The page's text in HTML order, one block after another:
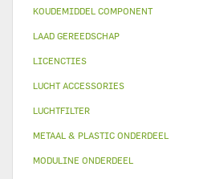
KOUDEMIDDEL COMPONENT
LAAD GEREEDSCHAP
LICENCTIES
LUCHT ACCESSORIES
LUCHTFILTER
METAAL & PLASTIC ONDERDEEL
MODULINE ONDERDEEL